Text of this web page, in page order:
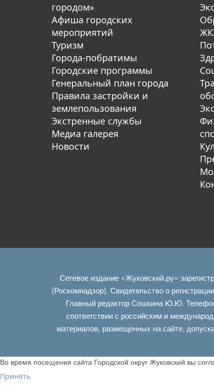
городом»
Афиша городских
мероприятий
Туризм
Города-побратимы
Городские программы
Генеральный план города
Правила застройки и
землепользования
Экстренные службы
Медиа галерея
Новости
Сетевое издание «Жуковский.ру»
(Роскомнадзор). Свидетельство о
Главный редактор Сошкина Ю.Ю.
соответствии с российским и
материалов, размещенных на сайте,
Во время посещения сайта Городской округ Жуковский вы
Принять